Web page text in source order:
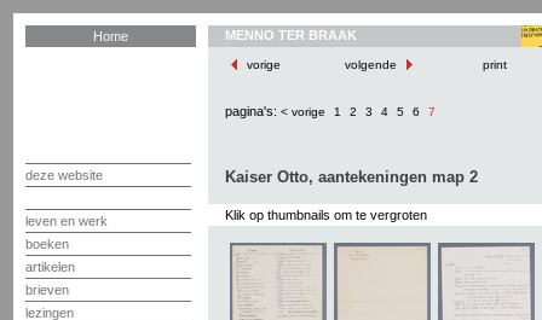
Home
deze website
leven en werk
boeken
artikelen
brieven
lezingen
MENNO TER BRAAK
vorige volgende print
pagina's: < vorige 1 2 3 4 5 6 7
Kaiser Otto, aantekeningen map 2
Klik op thumbnails om te vergroten